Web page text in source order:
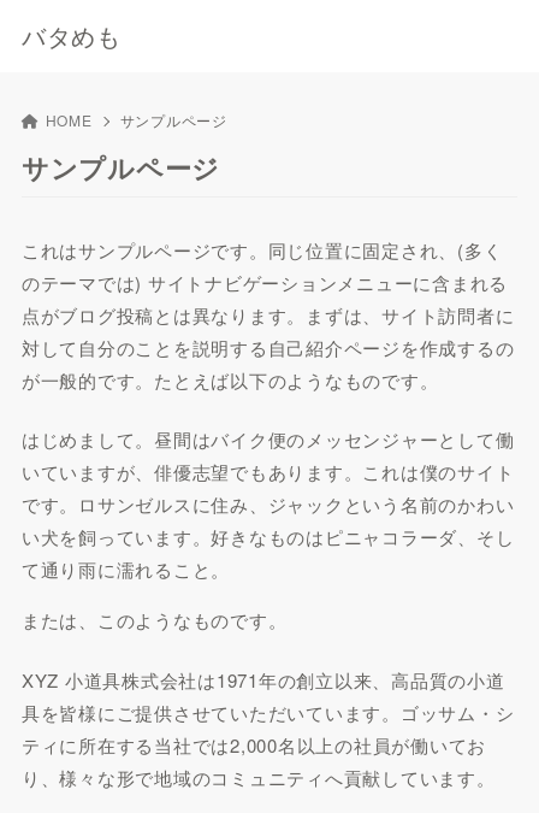
バタめも
HOME サンプルページ
サンプルページ
これはサンプルページです。同じ位置に固定され、(多く
のテーマでは) サイトナビゲーションメニューに含まれる
点がブログ投稿とは異なります。まずは、サイト訪問者に
対して自分のことを説明する自己紹介ページを作成するの
が一般的です。たとえば以下のようなものです。
はじめまして。昼間はバイク便のメッセンジャーとして働
いていますが、俳優志望でもあります。これは僕のサイト
です。ロサンゼルスに住み、ジャックという名前のかわい
い犬を飼っています。好きなものはピニャコラーダ、そし
て通り雨に濡れること。
または、このようなものです。
XYZ 小道具株式会社は1971年の創立以来、高品質の小道
具を皆様にご提供させていただいています。ゴッサム・シ
ティに所在する当社では2,000名以上の社員が働いてお
り、様々な形で地域のコミュニティへ貢献しています。